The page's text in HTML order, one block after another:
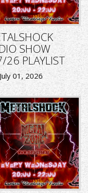
SHOW
26 PLAYLIST
July 01, 2026